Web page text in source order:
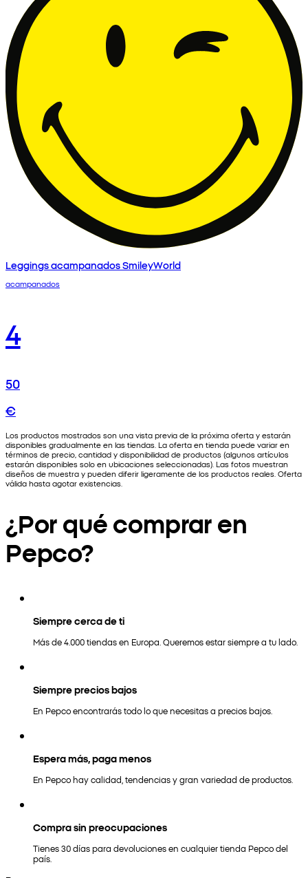
Leggings acampanados SmileyWorld
acampanados
4
50
€
Los productos mostrados son una vista previa de la próxima oferta y estarán
disponibles gradualmente en las tiendas. La oferta en tienda puede variar en
términos de precio, cantidad y disponibilidad de productos (algunos artículos
estarán disponibles solo en ubicaciones seleccionadas). Las fotos muestran
diseños de muestra y pueden diferir ligeramente de los productos reales. Oferta
válida hasta agotar existencias.
¿Por qué comprar en
Pepco?
Siempre cerca de ti
Más de 4.000 tiendas en Europa. Queremos estar siempre a tu lado.
Siempre precios bajos
En Pepco encontrarás todo lo que necesitas a precios bajos.
Espera más, paga menos
En Pepco hay calidad, tendencias y gran variedad de productos.
Compra sin preocupaciones
Tienes 30 días para devoluciones en cualquier tienda Pepco del
país.